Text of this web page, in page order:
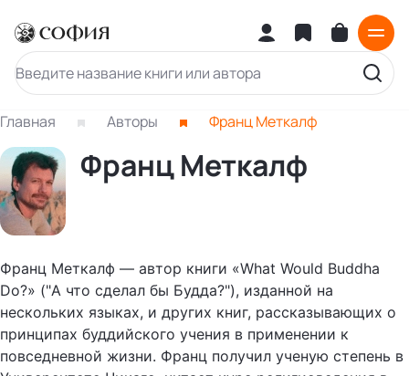
Главная Авторы Франц Меткалф
Франц Меткалф
Франц Меткалф — автор книги «What Would Buddha
Do?» ("А что сделал бы Будда?"), изданной на
нескольких языках, и других книг, рассказывающих о
принципах буддийского учения в применении к
повседневной жизни. Франц получил ученую степень в